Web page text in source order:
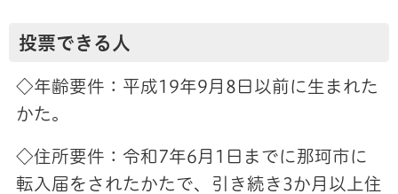
投票できる人
◇年齢要件：平成19年9月8日以前に生まれた
かた。
◇住所要件：令和7年6月1日までに那珂市に
転入届をされたかたで、引き続き3か月以上住